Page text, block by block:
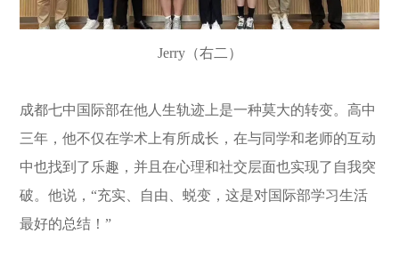
Jerry（右二）
成都七中国际部在他人生轨迹上是一种莫大的转变。高中
三年，他不仅在学术上有所成长，在与同学和老师的互动
中也找到了乐趣，并且在心理和社交层面也实现了自我突
破。他说，“充实、自由、蜕变，这是对国际部学习生活
最好的总结！”